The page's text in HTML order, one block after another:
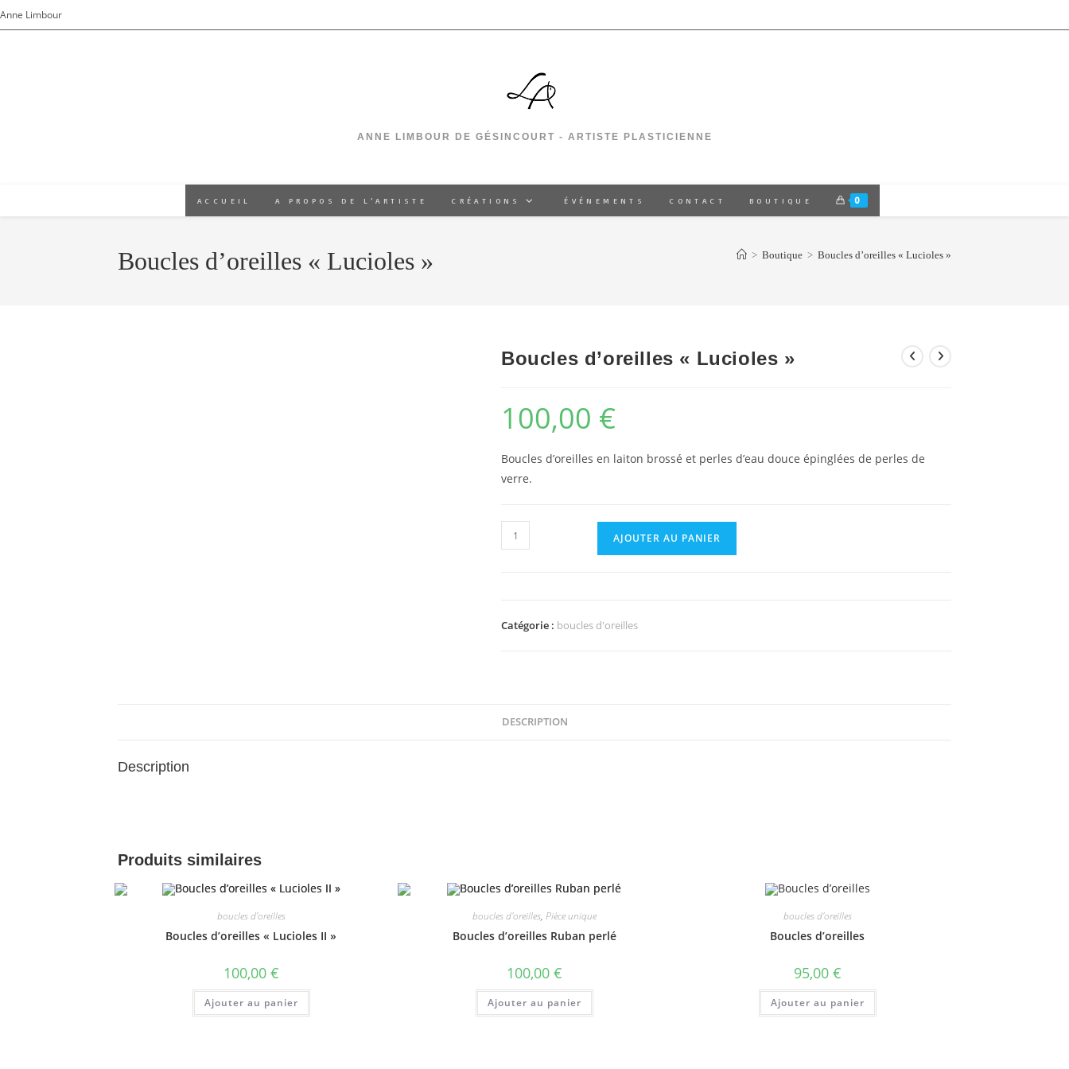
Skip
to
Anne Limbour
ANNE LIMBOUR DE GÉSINCOURT - ARTISTE PLASTICIENNE
ACCUEIL A PROPOS DE L’ARTISTE CRÉATIONS ÉVÉNEMENTS CONTACT BOUTIQUE 0
Boucles d’oreilles « Lucioles » > Boutique > Boucles d’oreilles « Lucioles »
Boucles d’oreilles « Lucioles »
100,00 €
Boucles d’oreilles en laiton brossé et perles d’eau douce épinglées de perles de
verre.
quantité
de
AJOUTER AU PANIER
Catégorie : boucles d'oreilles
DESCRIPTION
Description
Produits similaires
boucles d'oreilles
Boucles d’oreilles « Lucioles II »
100,00 €
Ajouter au panier
boucles d'oreilles, Pièce unique
Boucles d’oreilles Ruban perlé
100,00 €
Ajouter au panier
boucles d'oreilles
Boucles d’oreilles
95,00 €
Ajouter au panier